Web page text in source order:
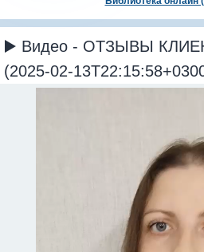
▶️ Видео - ОТЗЫВЫ
(2025-02-